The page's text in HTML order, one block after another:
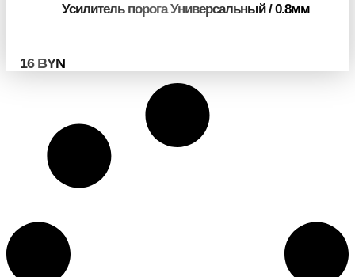
Усилитель порога Универсальный / 0.8мм
16 BYN